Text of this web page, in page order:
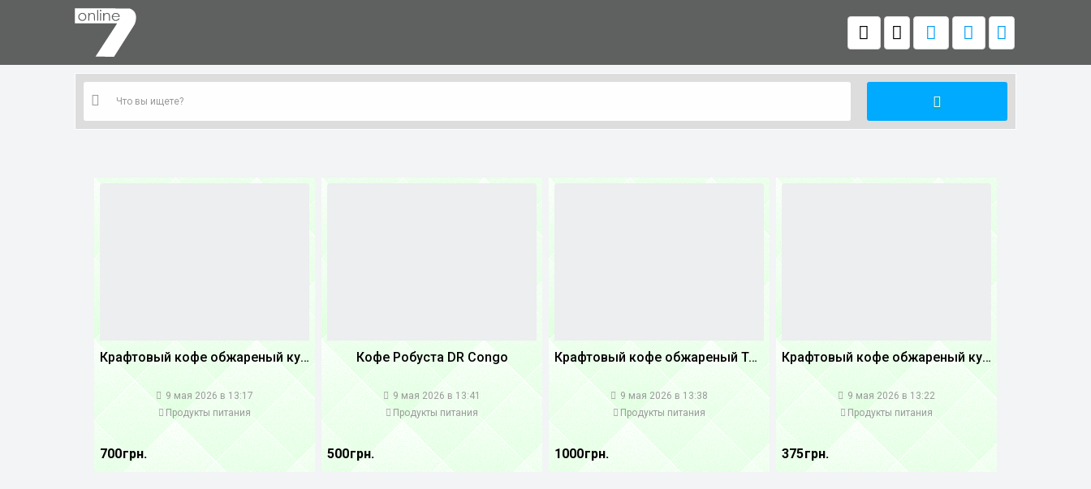
Крафтовый кофе обжареный купаж арабики 3...
9 мая 2026 в 13:17
Продукты питания
700 грн.
Кофе Робуста DR Congo
9 мая 2026 в 13:41
Продукты питания
500 грн.
Крафтовый кофе обжареный Танзания
9 мая 2026 в 13:38
Продукты питания
1000 грн.
Крафтовый кофе обжареный купаж арабики 5...
9 мая 2026 в 13:22
Продукты питания
375 грн.